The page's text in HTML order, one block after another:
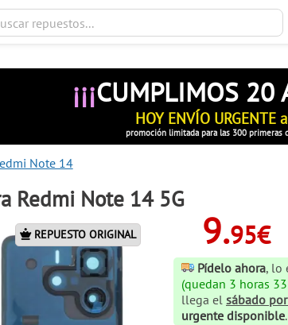
¡¡¡CUMPLIMOS 20
HOY ENVÍO URGENTE
promoción limitada para las 300 primeras
Note 14
Redmi Note 14 5G
REPUESTO ORIGINAL 9.95€
Pídelo ahora, lo
(quedan 3 horas
llega elsábado
urgente disponible.